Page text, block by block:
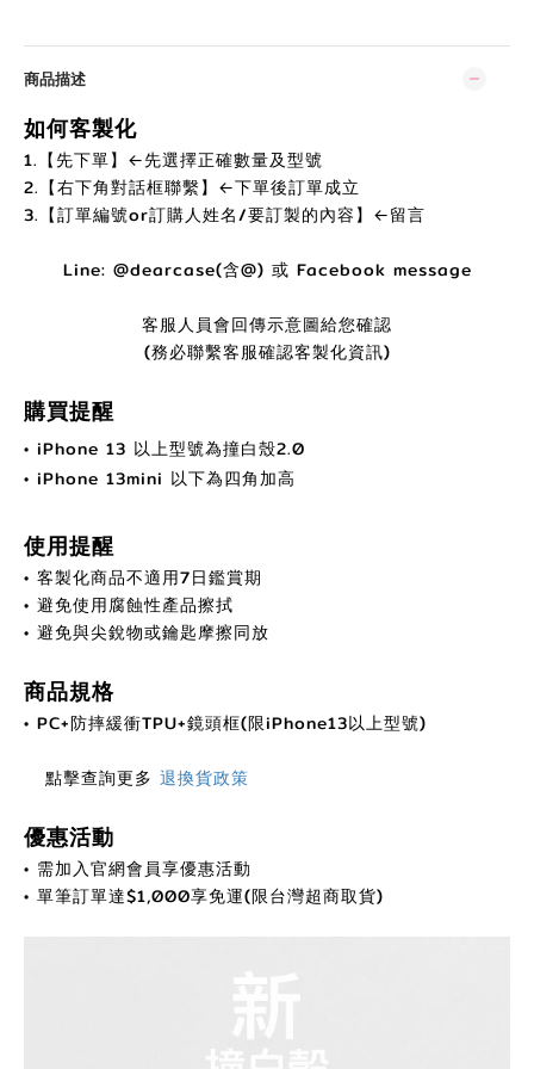
商品描述
如何客製化
1.【先下單】←先選擇正確數量及型號
2.【右下角對話框聯繫】←下單後訂單成立
3.【訂單編號or訂購人姓名/要訂製的內容】←留言
Line: @dearcase(含@) 或 Facebook message
客服人員會回傳示意圖給您確認
(務必聯繫客服確認客製化資訊)
購買提醒
• iPhone 13 以上型號為撞白殼2.0
• iPhone 13mini 以下為四角加高
使用提醒
• 客製化商品不適用7日鑑賞期
• 避免使用腐蝕性產品擦拭
• 避免與尖銳物或鑰匙摩擦同放
商品規格
• PC+防摔緩衝TPU+鏡頭框(限iPhone13以上型號)
點擊查詢更多 退換貨政策
優惠活動
• 需加入官網會員享優惠活動
• 單筆訂單達$1,000享免運(限台灣超商取貨)